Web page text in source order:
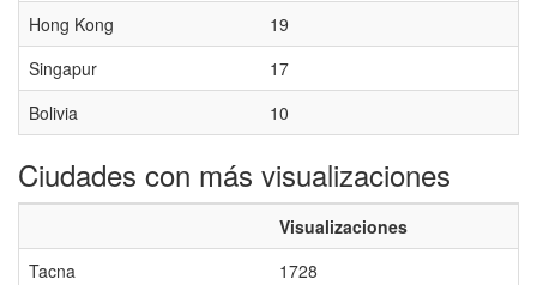
Hong Kong
19
Singapur
17
Bolivia
10
Ciudades con más visualizaciones
Visualizaciones
Tacna
1728